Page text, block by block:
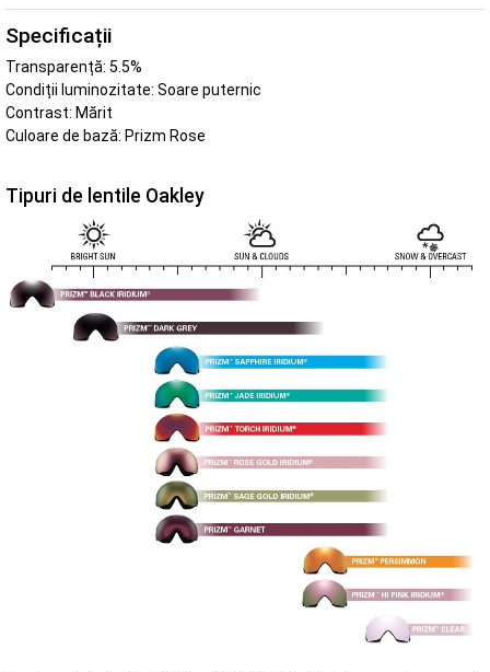
Specificații
Transparență: 5.5%
Condiții luminozitate: Soare puternic
Contrast: Mărit
Culoare de bază: Prizm Rose
Tipuri de lentile Oakley